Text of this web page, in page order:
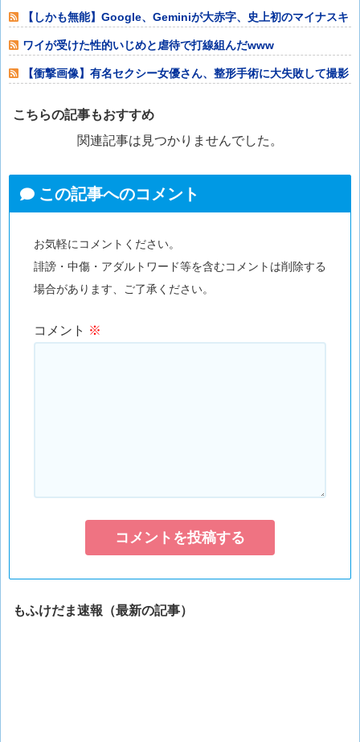
【しかも無能】Google、Geminiが大赤字、史上初のマイナスキ
ワイが受けた性的いじめと虐待で打線組んだwww
【衝撃画像】有名セクシー女優さん、整形手術に大失敗して撮影
こちらの記事もおすすめ
関連記事は見つかりませんでした。
この記事へのコメント
お気軽にコメントください。
誹謗・中傷・アダルトワード等を含むコメントは削除する
場合があります、ご了承ください。
コメント ※
もふけだま速報（最新の記事）